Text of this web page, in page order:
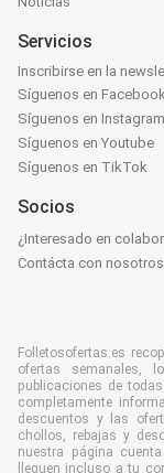
Servicios
Inscribirse en la
Síguenos en
Síguenos en Instagram
Síguenos en Youtube
Síguenos en TikTok
Socios
¿Interesado en
Contácta con nosotros
Folletosofertas.es
ofertas semanales,
publicaciones de
completamente
descuentos y las
chollos, rebajas y
nuestra página
lleguen incluso a tu